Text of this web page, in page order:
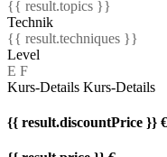
{{ result.topics }}
Technik
{{ result.techniques }}
Level
E F
Kurs-Details Kurs-Details
{{ result.discountPrice }} €